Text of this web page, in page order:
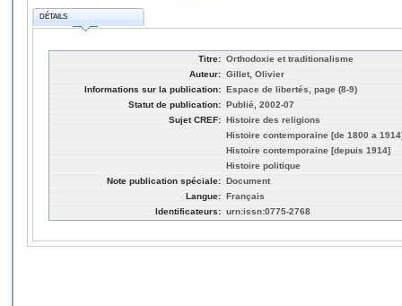
DÉTAILS
Titre: Orthodoxie et traditionalisme
Auteur: Gillet, Olivier
Informations sur la publication: Espace de libertés, page (8-9)
Statut de publication: Publié, 2002-07
Sujet CREF: Histoire des religions
Histoire contemporaine [de 1800 a
Histoire contemporaine [depuis 1914]
Histoire politique
Note publication spéciale: Document
Langue: Français
Identificateurs: urn:issn:0775-2768